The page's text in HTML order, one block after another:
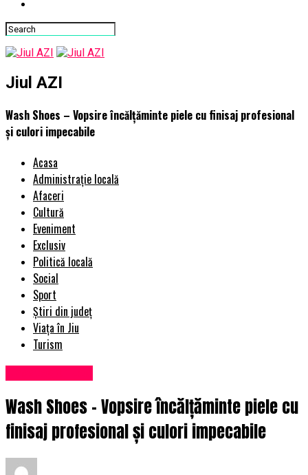
Jiul AZI
Wash Shoes – Vopsire încălțăminte piele cu finisaj profesional
și culori impecabile
Acasa
Administrație locală
Afaceri
Cultură
Eveniment
Exclusiv
Politică locală
Social
Sport
Știri din județ
Viața în Jiu
Turism
Wash Shoes – Vopsire încălțăminte piele cu
finisaj profesional și culori impecabile